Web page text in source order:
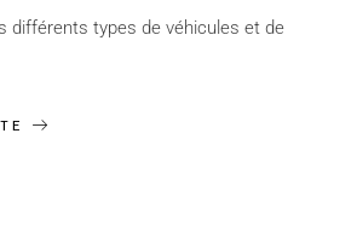
différents types de véhicules et de